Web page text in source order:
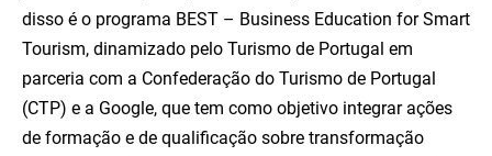
disso é o programa BEST – Business Education for Smart
Tourism, dinamizado pelo Turismo de Portugal em
parceria com a Confederação do Turismo de Portugal
(CTP) e a Google, que tem como objetivo integrar ações
de formação e de qualificação sobre transformação